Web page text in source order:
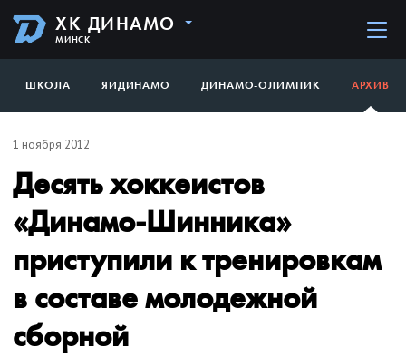
ХК ДИНАМО
МИНСК
ШКОЛА ЯИДИНАМО ДИНАМО-ОЛИМПИК АРХИВ
1 ноября 2012
Десять хоккеистов
«Динамо-Шинника»
приступили к тренировкам
в составе молодежной
сборной